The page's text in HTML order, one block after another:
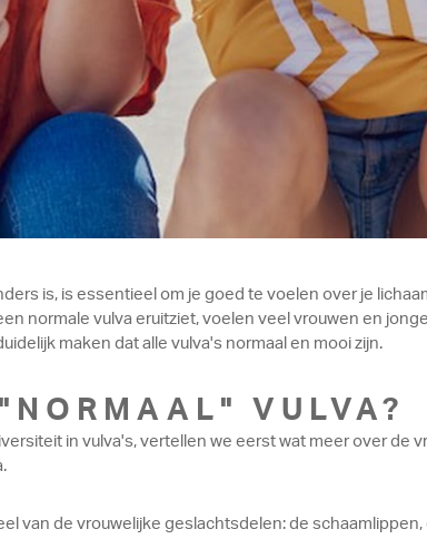
is, is essentieel om je goed te voelen over je
normale vulva eruitziet, voelen veel vrouwen en
maken dat alle vulva's normaal en mooi zijn.
VULVA?
in vulva's, vertellen we eerst wat meer over de
van de vrouwelijke geslachtsdelen: de